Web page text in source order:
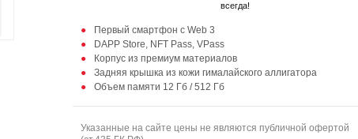
всегда!
Первый смартфон с Web 3
DAPP Store, NFT Pass, VPass
Корпус из премиум материалов
Задняя крышка из кожи гималайского аллигатора
Объем памяти 12 Гб / 512 Гб
Указанные на сайте цены не являются публичной офертой